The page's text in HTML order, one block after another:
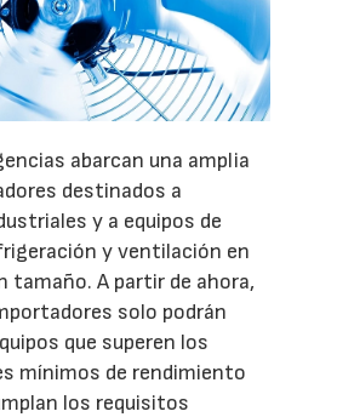
abarcan una amplia
destinados a
y a equipos de
y ventilación en
tamaño. A partir de ahora,
solo podrán
que superen los
mínimos de rendimiento
los requisitos